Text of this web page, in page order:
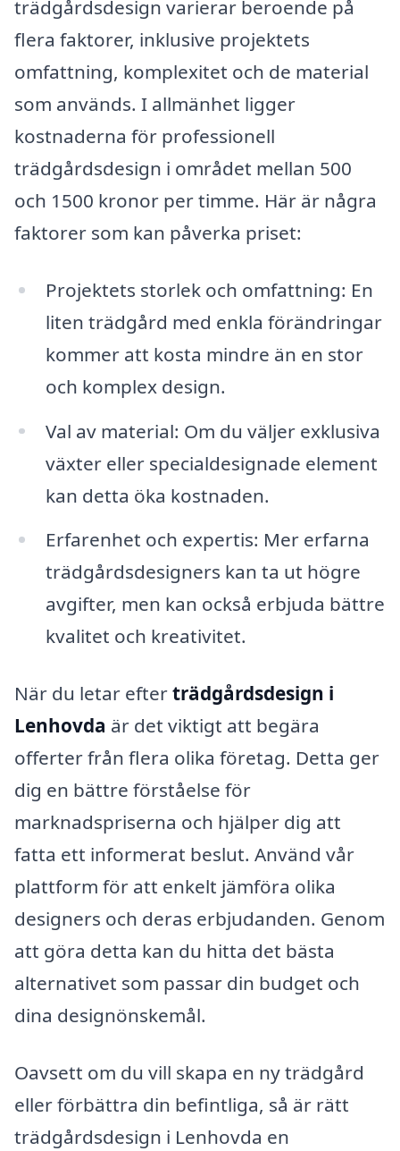
trädgårdsdesign varierar beroende på
flera faktorer, inklusive projektets
omfattning, komplexitet och de material
som används. I allmänhet ligger
kostnaderna för professionell
trädgårdsdesign i området mellan 500
och 1500 kronor per timme. Här är några
faktorer som kan påverka priset:
Projektets storlek och omfattning: En
liten trädgård med enkla förändringar
kommer att kosta mindre än en stor
och komplex design.
Val av material: Om du väljer exklusiva
växter eller specialdesignade element
kan detta öka kostnaden.
Erfarenhet och expertis: Mer erfarna
trädgårdsdesigners kan ta ut högre
avgifter, men kan också erbjuda bättre
kvalitet och kreativitet.
När du letar efterträdgårdsdesign i
Lenhovda är det viktigt att begära
offerter från flera olika företag. Detta ger
dig en bättre förståelse för
marknadspriserna och hjälper dig att
fatta ett informerat beslut. Använd vår
plattform för att enkelt jämföra olika
designers och deras erbjudanden. Genom
att göra detta kan du hitta det bästa
alternativet som passar din budget och
dina designönskemål.
Oavsett om du vill skapa en ny trädgård
eller förbättra din befintliga, så är rätt
trädgårdsdesign i Lenhovda en